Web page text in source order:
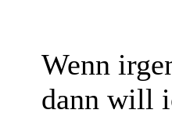
Wenn
dann will